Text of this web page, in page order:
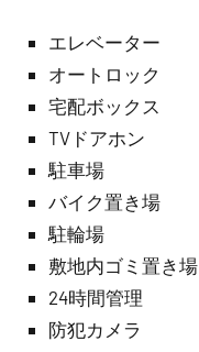
エレベーター
オートロック
宅配ボックス
TVドアホン
駐車場
バイク置き場
駐輪場
敷地内ゴミ置き場
24時間管理
防犯カメラ